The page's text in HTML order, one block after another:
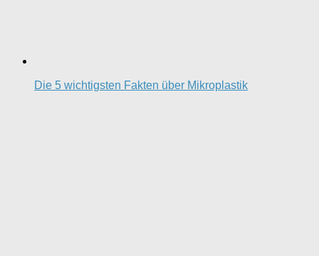
Die 5 wichtigsten Fakten über Mikroplastik